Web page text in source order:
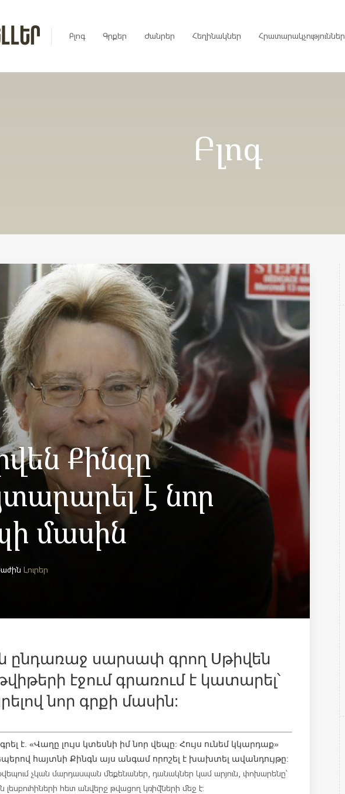
Բլոգ Գրքեր Ժանրեր Հեղինակներ Հրատարակչություններ
Բլոգ
Քինգը
է նոր
մասին
Լուրեր
ընդառաջ սարսափ գրող Սթիվեն
էջում գրառում է կատարել՝
նոր գրքի մասին:
է. «Վաղը լույս կտեսնի իմ նոր վեպը: Հույս ունեմ կկարդաք»
հայտնի Քինգն այս անգամ որոշել է խախտել ավանդույթը:
վեպում չկան մարդասպան մեքենաներ, դանակներ կամ արյուն, փոխարենը՝
հետ անվերջ թվացող կռիվների մեջ է: